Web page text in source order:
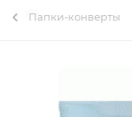
Папки-конверты